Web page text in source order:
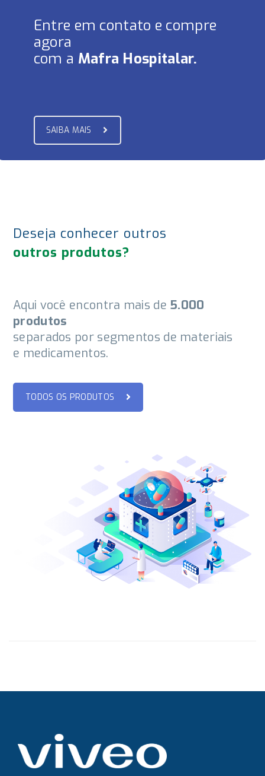
Entre em contato e compre
agora
com a Mafra Hospitalar.
SAIBA MAIS
Deseja conhecer outros
outros produtos?
Aqui você encontra mais de 5.000
produtos
separados por segmentos de materiais
e medicamentos.
TODOS OS PRODUTOS